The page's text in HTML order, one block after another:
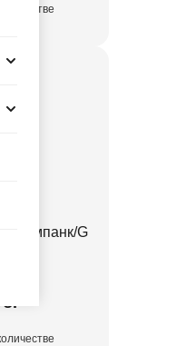
Стимпанк/G